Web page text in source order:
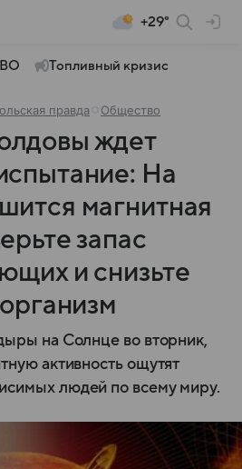
+29°
Топливный кризис
правда Общество
ждет
На
магнитная
запас
и снизьте
на Солнце во вторник,
активность ощутят
людей по всему миру.